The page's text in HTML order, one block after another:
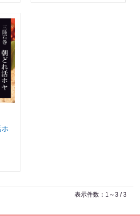
表示件数：1～3 / 3